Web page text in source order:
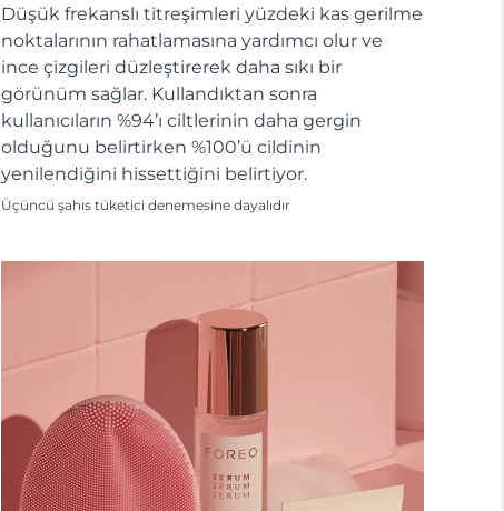
Düşük frekanslı titreşimleri yüzdeki kas gerilme
noktalarının rahatlamasına yardımcı olur ve
ince çizgileri düzleştirerek daha sıkı bir
görünüm sağlar. Kullandıktan sonra
kullanıcıların %94’ı ciltlerinin daha gergin
olduğunu belirtirken %100’ü cildinin
yenilendiğini hissettiğini belirtiyor.
Üçüncü şahıs tüketici denemesine dayalıdır